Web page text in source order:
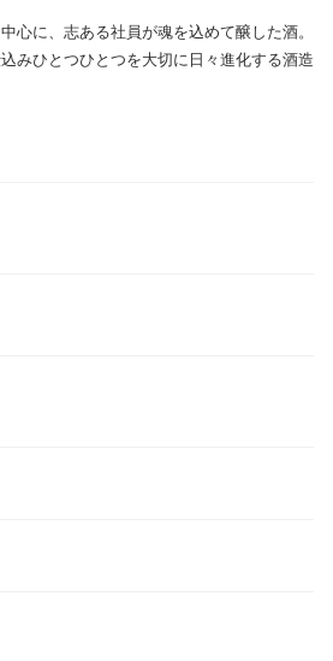
心に、志ある社員が魂を込めて醸した酒。
みひとつひとつを大切に日々進化する酒造